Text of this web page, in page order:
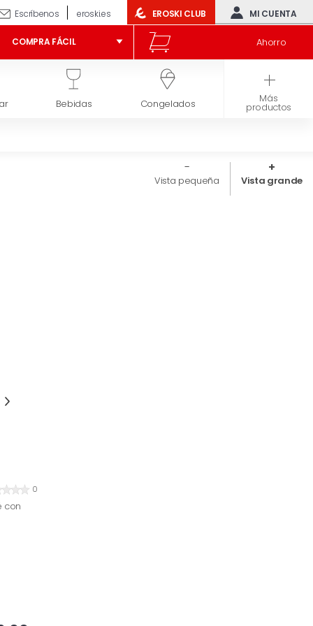
Escríbenos eroski.es EROSKI CLUB MI CUENTA
COMPRA FÁCIL Ahorro
Bebidas Congelados Higiene y belleza
Más
productos
Vista pequeña Vista grande
0
con